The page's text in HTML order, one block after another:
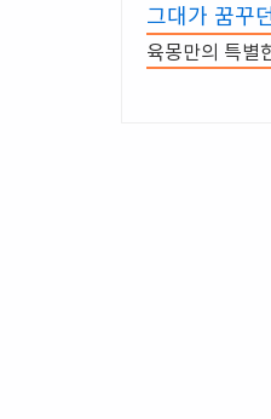
그대가 꿈꾸
육몽만의 특별